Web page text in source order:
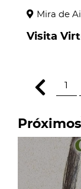
Mira de
Visita
1
Próximos